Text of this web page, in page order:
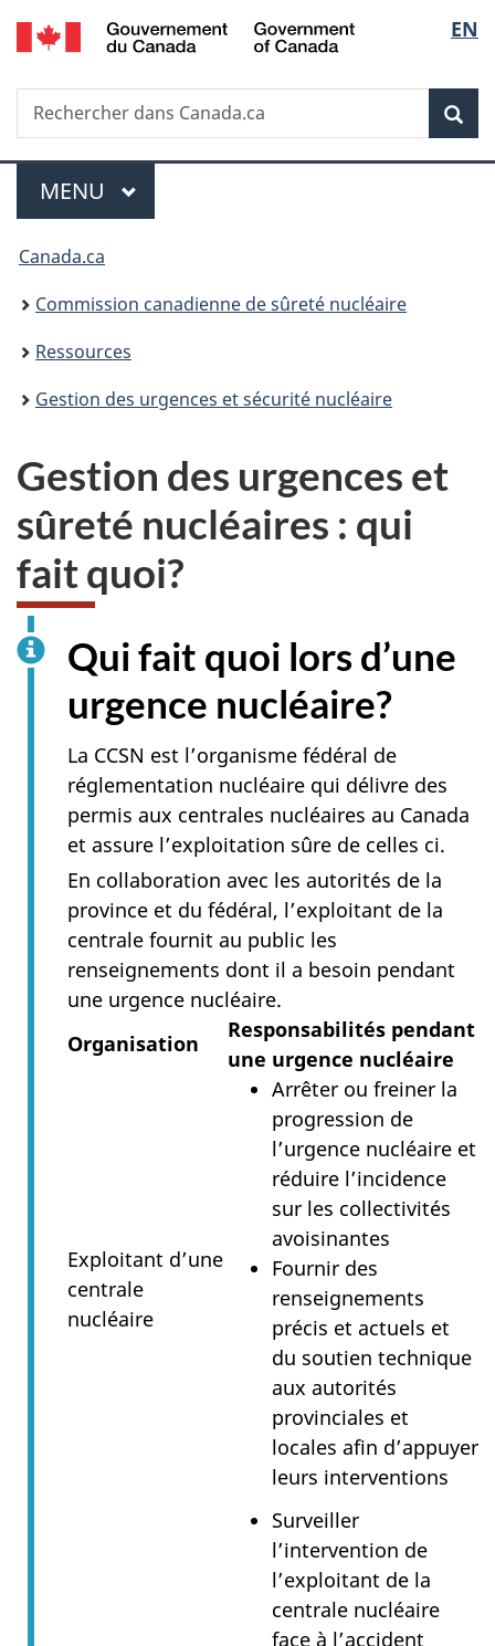
Passer
au
principal
de
la
EN
Recherche
Rechercher
dans
Menu
MENU PRINCIPAL
Vous
êtes
ici
Canada.ca
Commission canadienne de sûreté nucléaire
Ressources
Gestion des urgences et sécurité nucléaire
Gestion des urgences et
sûreté nucléaires : qui
fait quoi?
Qui fait quoi lors d’une
urgence nucléaire?
La CCSN est l’organisme fédéral de
réglementation nucléaire qui délivre des
permis aux centrales nucléaires au Canada
et assure l’exploitation sûre de celles ci.
En collaboration avec les autorités de la
province et du fédéral, l’exploitant de la
centrale fournit au public les
renseignements dont il a besoin pendant
une urgence nucléaire.
Organisation
Responsabilités pendant
une urgence nucléaire
Exploitant d’une
centrale
nucléaire
Arrêter ou freiner la
progression de
l’urgence nucléaire et
réduire l’incidence
sur les collectivités
avoisinantes
Fournir des
renseignements
précis et actuels et
du soutien technique
aux autorités
provinciales et
locales afin d’appuyer
leurs interventions
Surveiller
l’intervention de
l’exploitant de la
centrale nucléaire
face à l’accident